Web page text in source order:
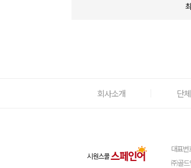
회사소개 단
대표번
㈜골드